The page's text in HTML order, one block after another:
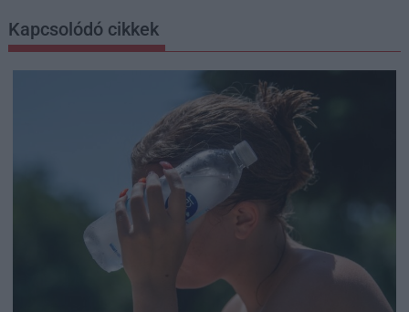
Kapcsolódó cikkek